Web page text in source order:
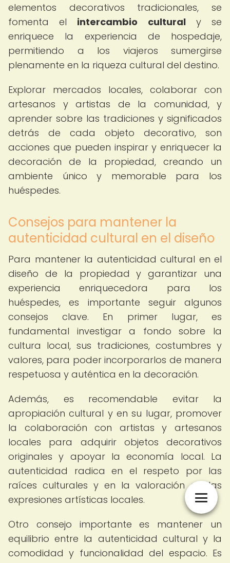
elementos decorativos tradicionales, se
fomenta el intercambio culturaly se
enriquece la experiencia de hospedaje,
permitiendo a los viajeros sumergirse
plenamente en la riqueza cultural del destino.
Explorar mercados locales, colaborar con
artesanos y artistas de la comunidad, y
aprender sobre las tradiciones y significados
detrás de cada objeto decorativo, son
acciones que pueden inspirar y enriquecer la
decoración de la propiedad, creando un
ambiente único y memorable para los
huéspedes.
Consejos para mantener la
autenticidad cultural en el diseño
Para mantener la autenticidad cultural en el
diseño de la propiedad y garantizar una
experiencia enriquecedora para los
huéspedes, es importante seguir algunos
consejos clave. En primer lugar, es
fundamental investigar a fondo sobre la
cultura local, sus tradiciones, costumbres y
valores, para poder incorporarlos de manera
respetuosa y auténtica en la decoración.
Además, es recomendable evitar la
apropiación cultural y en su lugar, promover
la colaboración con artistas y artesanos
locales para adquirir objetos decorativos
originales y apoyar la economía local. La
autenticidad radica en el respeto por las
raíces culturales y en la valoración de las
expresiones artísticas locales.
Otro consejo importante es mantener un
equilibrio entre la autenticidad cultural y la
comodidad y funcionalidad del espacio. Es